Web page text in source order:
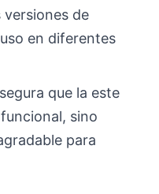
de
en diferentes
que la este
sino
para